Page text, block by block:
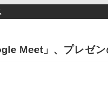
Meet」、プレゼ